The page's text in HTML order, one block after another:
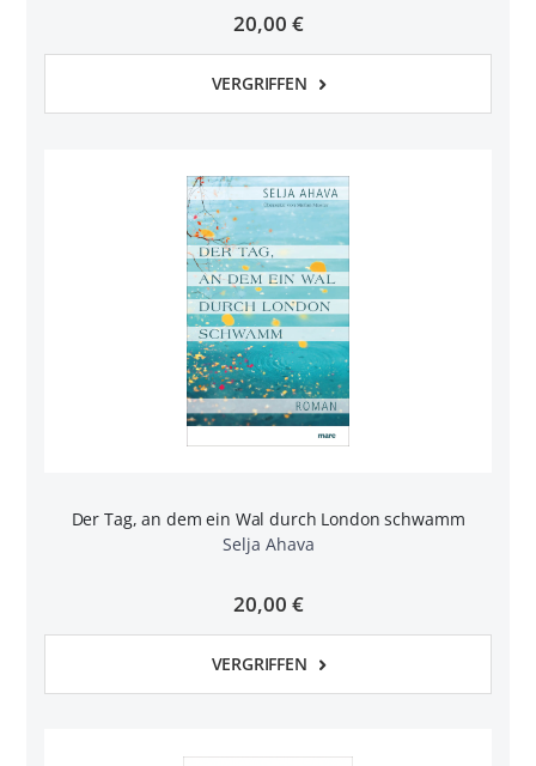
20,00 €
VERGRIFFEN
Der Tag, an dem ein Wal durch London schwamm
Selja Ahava
20,00 €
VERGRIFFEN